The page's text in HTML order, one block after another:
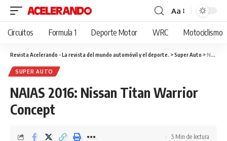
Cambiar
tamaño
fuente
Aa
Circuitos Formula 1 Deporte Motor WRC Motociclismo
Revista Acelerando - La revista del mundo automóvil y el deporte. >Super Auto >NAIAS 2016: Nissan Titan Warrior Concept
SUPER AUTO
NAIAS 2016: Nissan Titan Warrior
Concept
5 Min de lectura